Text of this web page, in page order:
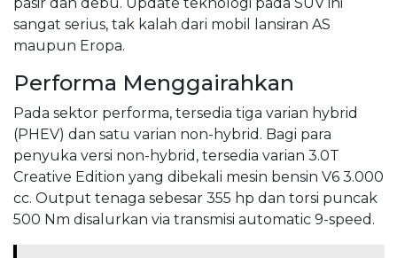
sangat serius, tak kalah dari mobil lansiran AS
maupun Eropa.
Performa Menggairahkan
Pada sektor performa, tersedia tiga varian hybrid
(PHEV) dan satu varian non-hybrid. Bagi para
penyuka versi non-hybrid, tersedia varian 3.0T
Creative Edition yang dibekali mesin bensin V6 3.000
cc. Output tenaga sebesar 355 hp dan torsi puncak
500 Nm disalurkan via transmisi automatic 9-speed.